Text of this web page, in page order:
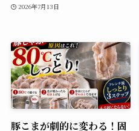
2026年7月13日
豚こまが劇的に変わる！固